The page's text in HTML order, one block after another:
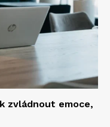
zvládnout emoce,